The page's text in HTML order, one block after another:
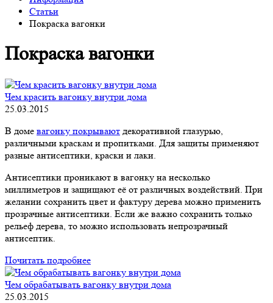
Статьи
Покраска вагонки
Покраска вагонки
Чем красить вагонку внутри дома
25.03.2015
В доме вагонку покрывают декоративной глазурью,
различными краскам и пропитками. Для защиты применяют
разные антисептики, краски и лаки.
Антисептики проникают в вагонку на несколько
миллиметров и защищают её от различных воздействий. При
желании сохранить цвет и фактуру дерева можно применить
прозрачные антисептики. Если же важно сохранить только
рельеф дерева, то можно использовать непрозрачный
антисептик.
Почитать подробнее
Чем обрабатывать вагонку внутри дома
25.03.2015